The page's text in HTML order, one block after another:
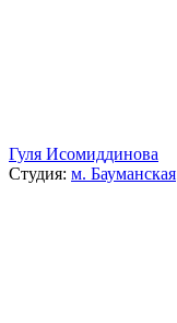
Гуля Исомиддинова
Студия: м. Бауманская